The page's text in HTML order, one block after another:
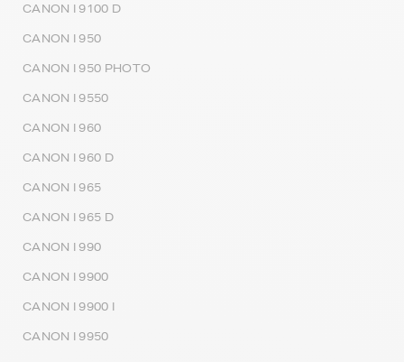
CANON I 9100 D
CANON I 950
CANON I 950 PHOTO
CANON I 9550
CANON I 960
CANON I 960 D
CANON I 965
CANON I 965 D
CANON I 990
CANON I 9900
CANON I 9900 I
CANON I 9950